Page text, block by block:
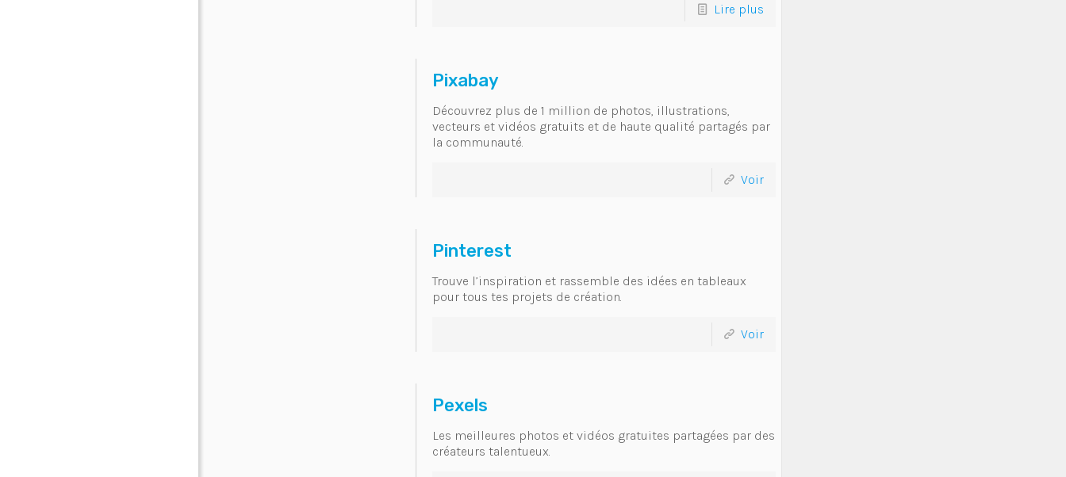
Lire plus
Pixabay
Découvrez plus de 1 million de photos, illustrations,
vecteurs et vidéos gratuits et de haute qualité partagés par
la communauté.
Voir
Pinterest
Trouve l’inspiration et rassemble des idées en tableaux
pour tous tes projets de création.
Voir
Pexels
Les meilleures photos et vidéos gratuites partagées par des
créateurs talentueux.